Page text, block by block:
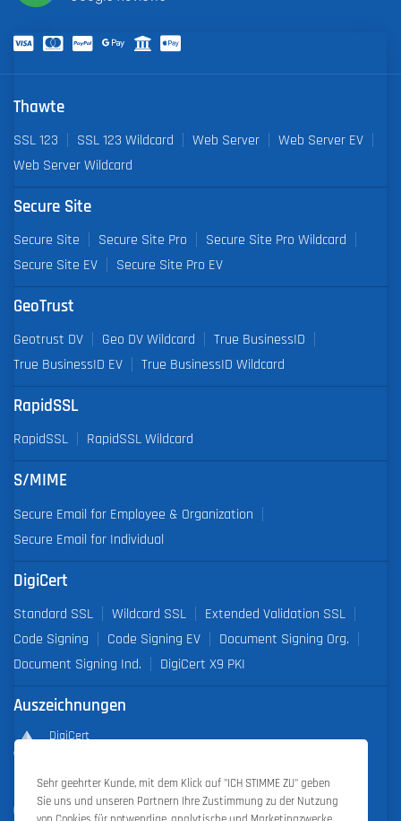
Thawte
SSL 123 SSL 123 Wildcard Web Server
Web Server EV
Web Server Wildcard
Secure Site
Secure Site Secure Site Pro
Secure Site Pro Wildcard
Secure Site EV
Secure Site Pro EV
GeoTrust
Geotrust DV Geo DV Wildcard
True BusinessID
True BusinessID EV
True BusinessID Wildcard
RapidSSL
RapidSSL RapidSSL Wildcard
S/MIME
Secure Email for Employee & Organization
Secure Email for Individual
DigiCert
Standard SSL Wildcard SSL
Extended Validation SSL
Code Signing
Code Signing EV
Document Signing Org.
Document Signing Ind.
DigiCert X9 PKI
Auszeichnungen
DigiCert
Outstanding Sales Performance Award 2018, 2019, 2020, 2021,
Sehr geehrter Kunde, mit dem Klick auf "ICH STIMME ZU" geben
Sie uns und unseren Partnern Ihre Zustimmung zu der Nutzung